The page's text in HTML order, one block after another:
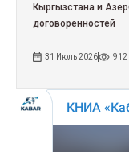
Кыргызстана и
договоренностей
31 Июль 2026 912